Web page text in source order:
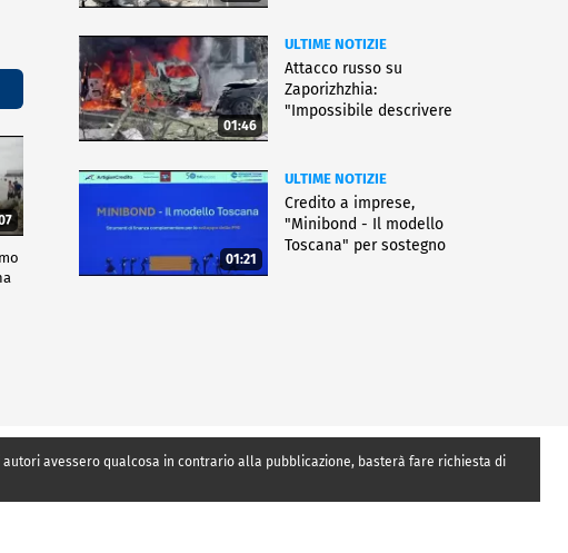
01:46
ULTIME NOTIZIE
Attacco russo su
Zaporizhzhia:
"Impossibile descrivere
01:21
ULTIME NOTIZIE
Credito a imprese,
"Minibond - Il modello
Toscana" per sostegno
avessero qualcosa in contrario alla pubblicazione, basterà fare richiesta di